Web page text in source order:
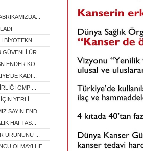
BİYOTEKN...
ÜR...
KO...
KADI...
GMP ...
YERLİ ...
SAYIN END...
HAFTAS...
ÜRÜNÜNÜ ...
OLMAYI HE...